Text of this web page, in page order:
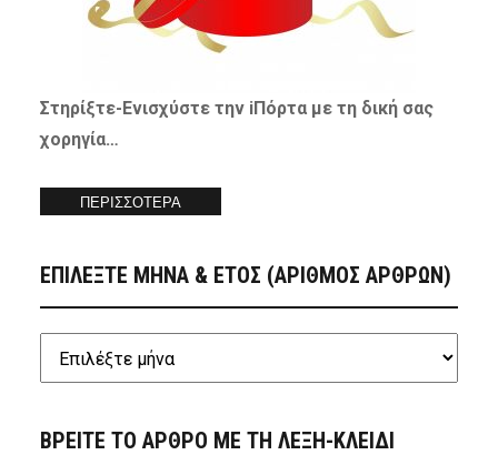
Στηρίξτε-Ενισχύστετην iΠόρτα με τη δική σας
χορηγία…
ΠΕΡΙΣΣΟΤΕΡΑ
ΕΠΙΛΕΞΤΕ ΜΗΝΑ & ΕΤΟΣ (ΑΡΙΘΜΟΣ ΑΡΘΡΩΝ)
ΒΡΕΙΤΕ ΤΟ ΑΡΘΡΟ ΜΕ ΤΗ ΛΕΞΗ-ΚΛΕΙΔΙ